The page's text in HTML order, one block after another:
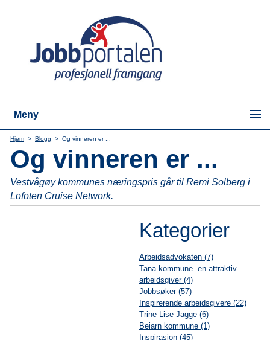
Meny
Hjem > Blogg > Og vinneren er ...
Og vinneren er ...
Vestvågøy kommunes næringspris går til Remi Solberg i
Lofoten Cruise Network.
Kategorier
Arbeidsadvokaten (7)
Tana kommune -en attraktiv
arbeidsgiver (4)
Jobbsøker (57)
Inspirerende arbeidsgivere (22)
Trine Lise Jagge (6)
Beiarn kommune (1)
Inspirasjon (45)